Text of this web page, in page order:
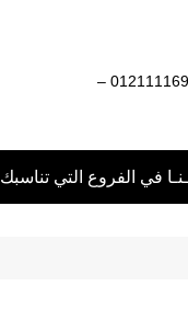
التعبئة و التغليف 01211116954 – 01211116956 –
في الفروع التي تناسبك